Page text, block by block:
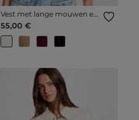
Vest met lange mouwen en
reverskraag ivoor vrouw
55,00 €